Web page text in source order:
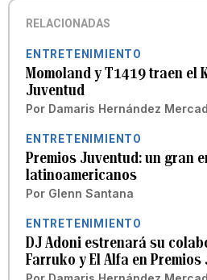
RELACIONADAS
ENTRETENIMIENTO
Momoland y T1419 traen el
Juventud
Por Damaris Hernández
ENTRETENIMIENTO
Premios Juventud: un gran
latinoamericanos
Por Glenn Santana
ENTRETENIMIENTO
DJ Adoni estrenará su
Farruko y El Alfa en